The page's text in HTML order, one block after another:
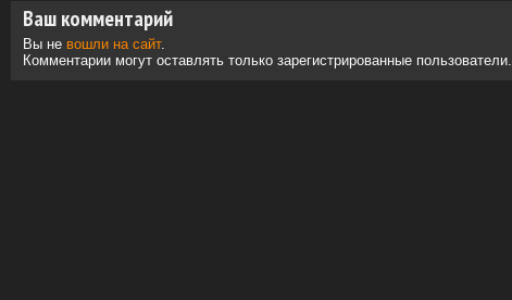
Ваш комментарий
Вы не вошли на сайт.
Комментарии могут оставлять только зарегистрированные пользователи.